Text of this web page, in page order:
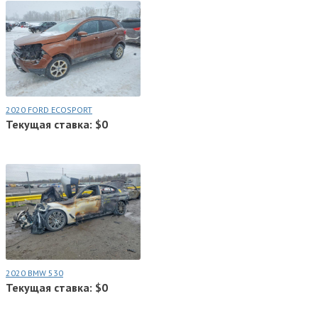
2020 FORD ECOSPORT
Текущая ставка: $0
2020 BMW 530
Текущая ставка: $0